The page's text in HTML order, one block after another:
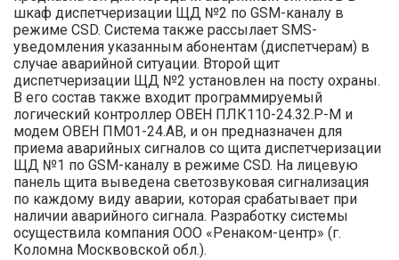
шкаф диспетчеризации ЩД №2 по GSM-каналу в
режиме CSD. Система также рассылает SMS-
уведомления указанным абонентам (диспетчерам) в
случае аварийной ситуации. Второй щит
диспетчеризации ЩД №2 установлен на посту охраны.
В его состав также входит программируемый
логический контроллер ОВЕН ПЛК110-24.32.Р-М и
модем ОВЕН ПМ01-24.АВ, и он предназначен для
приема аварийных сигналов со щита диспетчеризации
ЩД №1 по GSM-каналу в режиме CSD. На лицевую
панель щита выведена светозвуковая сигнализация
по каждому виду аварии, которая срабатывает при
наличии аварийного сигнала. Разработку системы
осуществила компания ООО «Ренаком-центр» (г.
Коломна Москвовской обл.).